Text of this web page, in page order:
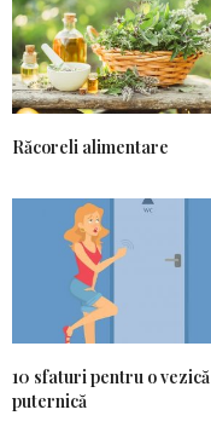
Răcoreli alimentare
10 sfaturi pentru o vezică
puternică